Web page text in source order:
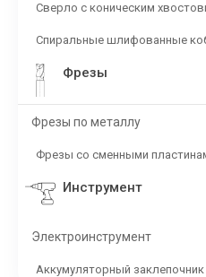
Сверло с коническим
Спиральные шлифованные
Фрезы
Фрезы по металлу
Фрезы со сменными
Инструмент
Электроинструмент
Аккумуляторный заклепочник